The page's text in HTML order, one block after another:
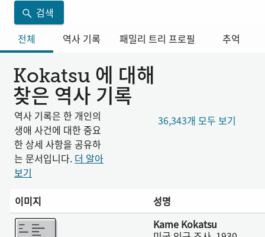
검색
전체
역사 기록 패밀리 트리 프로필 추억
Kokatsu 에 대해
찾은 역사 기록
역사 기록은 한 개인의
생애 사건에 대한 중요
한 상세 사항을 공유하
는 문서입니다. 더 알아
보기
36,343개 모두 보기
이미지
성명
더 보기
Kame Kokatsu